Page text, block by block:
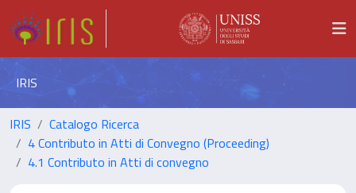
IRIS
IRIS
Catalogo Ricerca
4 Contributo in Atti di Convegno (Proceeding)
4.1 Contributo in Atti di convegno